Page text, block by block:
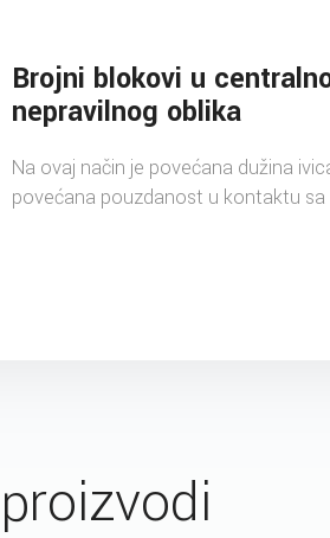
Brojni blokovi u
nepravilnog oblika
Na ovaj način je povećana dužina
povećana pouzdanost u kontaktu
proizvodi